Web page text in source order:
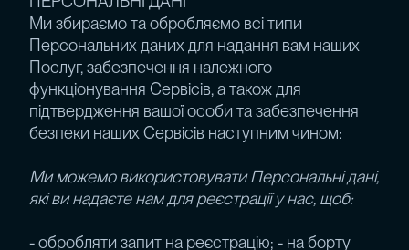
Ми збираємо та обробляємо всі типи
Персональних даних для надання вам наших
Послуг, забезпечення належного
функціонування Сервісів, а також для
підтвердження вашої особи та забезпечення
безпеки наших Сервісів наступним чином:
Ми можемо використовувати Персональні дані,
які ви надаєте нам для реєстрації у нас, щоб:
- обробляти запит на реєстрацію; - на борту